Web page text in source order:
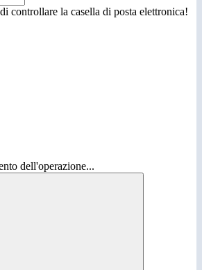
controllare la casella di posta elettronica!
dell'operazione...